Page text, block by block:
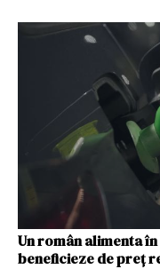
Un român alimenta
beneficieze de preț